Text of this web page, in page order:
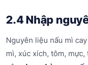
2.4 Nhập
Nguyên liệu nấu mì
mì, xúc xích, tôm,